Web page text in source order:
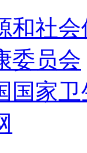
和社
委员会
国家